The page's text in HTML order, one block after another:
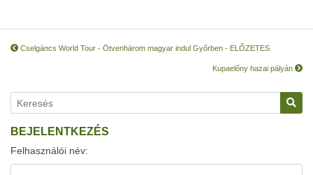
Cselgáncs World Tour - Ötvenhárom magyar indul Győrben - ELŐZETES
Kupaelőny hazai pályán
BEJELENTKEZÉS
Felhasználói név: